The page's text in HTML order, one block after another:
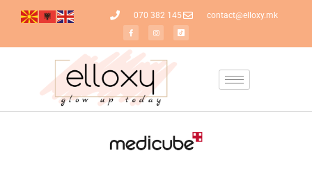
070 382 145 contact@elloxy.mk